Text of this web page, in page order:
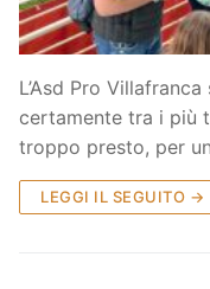
L’Asd Pro
certamente tra i più
troppo presto, per
LEGGI IL SEGUITO →